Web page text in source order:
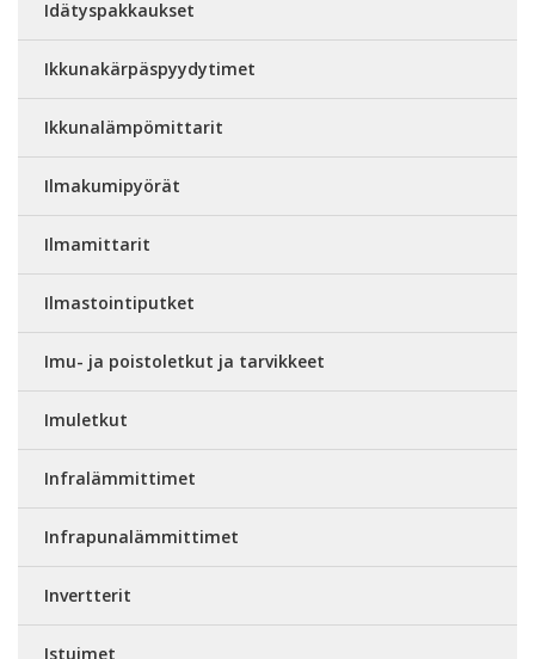
Idätyspakkaukset
Ikkunakärpäspyydytimet
Ikkunalämpömittarit
Ilmakumipyörät
Ilmamittarit
Ilmastointiputket
Imu- ja poistoletkut ja tarvikkeet
Imuletkut
Infralämmittimet
Infrapunalämmittimet
Invertterit
Istuimet